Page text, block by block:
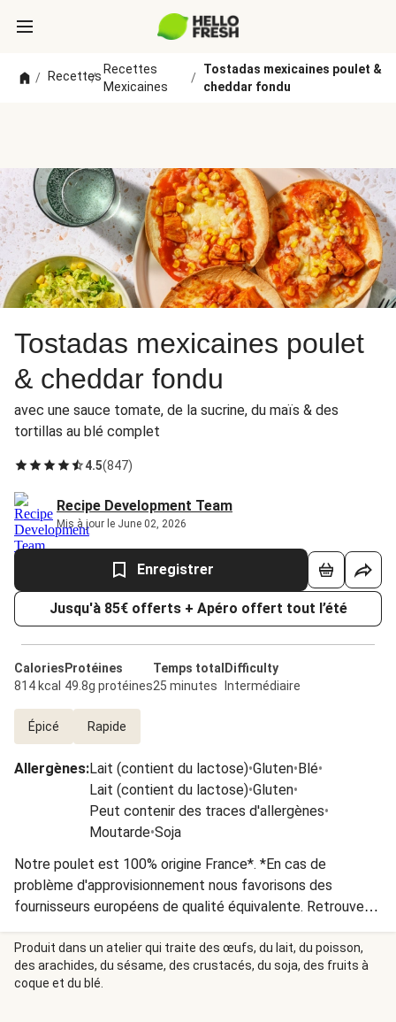
/ Recettes
/
Recettes
Mexicaines
/
Tostadas mexicaines poulet &
cheddar fondu
Tostadas mexicaines poulet
& cheddar fondu
avec une sauce tomate, de la sucrine, du maïs & des
tortillas au blé complet
4.5(847)
Recipe Development Team
Mis à jour le June 02, 2026
Enregistrer
Jusqu'à 85€ offerts + Apéro offert tout l’été
Calories
814 kcal
Protéines
49.8g protéines
Temps total
25 minutes
Difficulty
Intermédiaire
Épicé Rapide
Allergènes:Lait (contient du lactose)•Gluten•Blé•
Lait (contient du lactose)•Gluten•
Peut contenir des traces d'allergènes•
Moutarde•Soja
Notre poulet est 100% origine France*. *En cas de
problème d'approvisionnement nous favorisons des
fournisseurs européens de qualité équivalente. Retrouvez
l’origine des ingrédients présents dans vos recettes :
https://www.hellofresh.fr/about/origine-ingredients
Produit dans un atelier qui traite des œufs, du lait, du poisson,
des arachides, du sésame, des crustacés, du soja, des fruits à
coque et du blé.